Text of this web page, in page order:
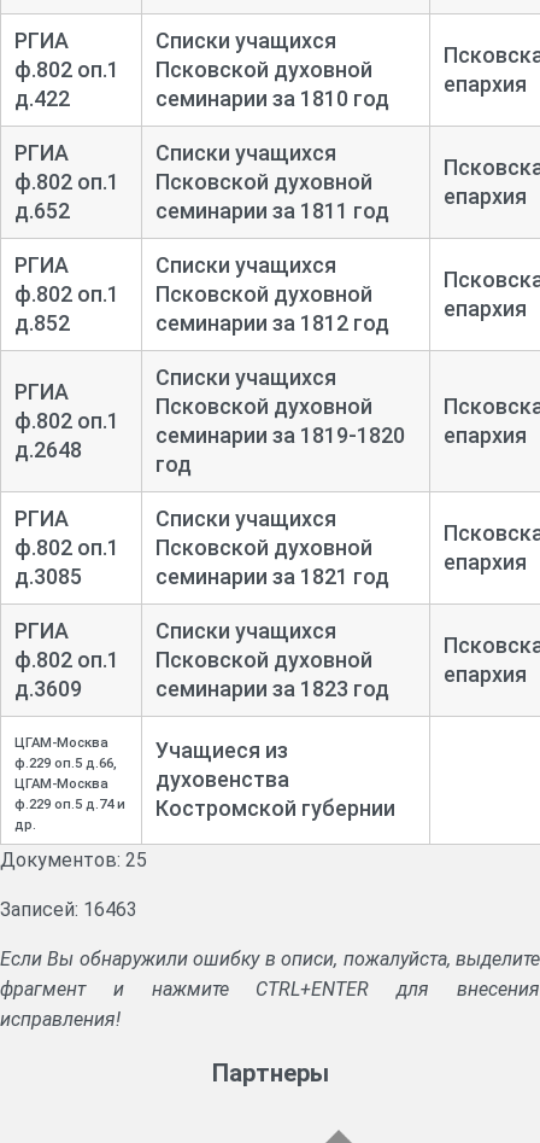
РГИА
ф.802 оп.1
д.422
Списки учащихся
Псковской духовной
семинарии за 1810 год
епархия
РГИА
ф.802 оп.1
д.652
Списки учащихся
Псковской духовной
семинарии за 1811 год
епархия
РГИА
ф.802 оп.1
д.852
Списки учащихся
Псковской духовной
семинарии за 1812 год
епархия
РГИА
ф.802 оп.1
д.2648
Списки учащихся
Псковской духовной
семинарии за 1819-1820
год
епархия
РГИА
ф.802 оп.1
д.3085
Списки учащихся
Псковской духовной
семинарии за 1821 год
епархия
РГИА
ф.802 оп.1
д.3609
Списки учащихся
Псковской духовной
семинарии за 1823 год
епархия
ЦГАМ-Москва
ф.229 оп.5 д.66,
ЦГАМ-Москва
ф.229 оп.5 д.74 и
др.
Учащиеся из
духовенства
Костромской губернии
Документов: 25
Записей: 16463
Если Вы обнаружили ошибку в описи, пожалуйста, выделите
фрагмент и нажмите CTRL+ENTER для внесения
исправления!
Партнеры